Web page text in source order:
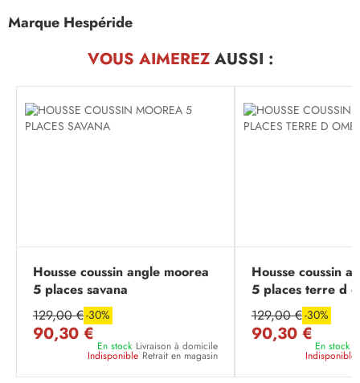
Marque Hespéride
VOUS AIMEREZAUSSI :
Housse coussin angle moorea
5 places savana
129,00 €-30%
90,30 €
En stock Livraison à domicile
Indisponible Retrait en magasin
Housse coussin
5 places terre d
129,00 €-30%
90,30 €
En stock
Indisponible